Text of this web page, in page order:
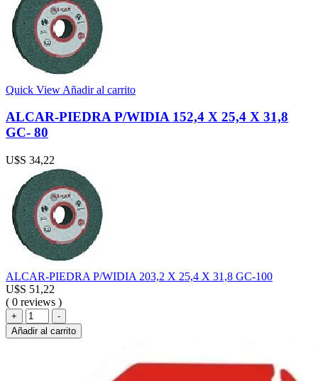
Quick View Añadir al carrito
ALCAR-PIEDRA P/WIDIA 152,4 X 25,4 X 31,8
GC- 80
U$S 34,22
ALCAR-PIEDRA P/WIDIA 203,2 X 25,4 X 31,8 GC-100
U$S 51,22
( 0 reviews )
+
ALCAR-
PIEDRA
P/WIDIA
-
Añadir al carrito